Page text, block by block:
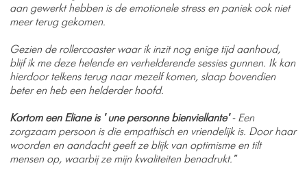
aan gewerkt hebben is de emotionele stress en paniek ook niet
meer terug gekomen.
Gezien de rollercoaster waar ik inzit nog enige tijd aanhoud,
blijf ik me deze helende en verhelderende sessies gunnen. Ik kan
hierdoor telkens terug naar mezelf komen, slaap bovendien
beter en heb een helderder hoofd.
Kortom een ​Eliane is ' une personne bienviellante'- Een
zorgzaam persoon is die empathisch en vriendelijk is. Door haar
woorden en aandacht geeft ze blijk van optimisme en tilt
mensen op, waarbij ze mijn kwaliteiten benadrukt."